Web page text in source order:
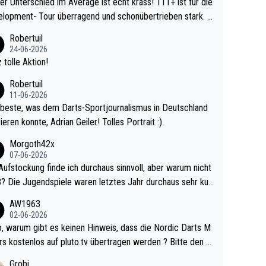
Tour überragend und schonübertrieben stark. U
Da gewinnst keinen Blumentopf - ist ja n
eines Kreisligisten vs einem Bu
Robertuil
24-06-2026
tolle Aktion!
Robertuil
11-06-2026
was dem Darts-Sportjournalismus in Deutschland
konnte, Adrian Geiler! Tolles Portrait :).
Morgoth42x
07-06-2026
finde ich durchaus sinnvoll, aber warum nicht
sehr kur
Somit ändert die automatische Qualifikation des Weltm
nichts. Ich denke sie wollen damit für nächste
AW1963
02-06-2026
M
kostenlos auf pluto.tv übertragen werden ? Bitte den A